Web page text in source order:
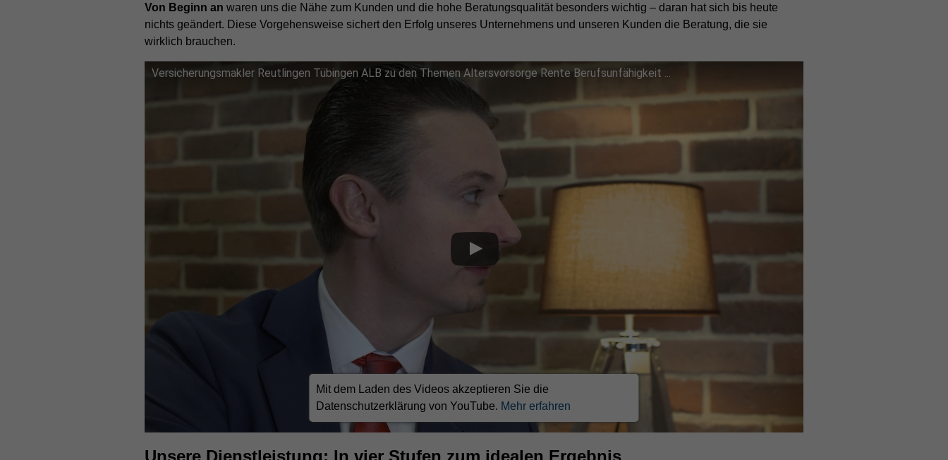
Von Beginn an waren uns die Nähe zum Kunden und die hohe Beratungsqualität besonders wichtig – daran hat sich bis heute
nichts geändert. Diese Vorgehensweise sichert den Erfolg unseres Unternehmens und unseren Kunden die Beratung, die sie
wirklich brauchen.
Versicherungsmakler Reutlingen Tübingen ALB zu den Themen Altersvorsorge Rente Berufsunfähigkeit ...
Mit dem Laden des Videos akzeptieren Sie die
Datenschutzerklärung von YouTube. Mehr erfahren
Unsere Dienstleistung: In vier Stufen zum idealen Ergebnis